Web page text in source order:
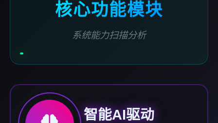
核心功能模块
系统能力扫描分析
智能AI驱动